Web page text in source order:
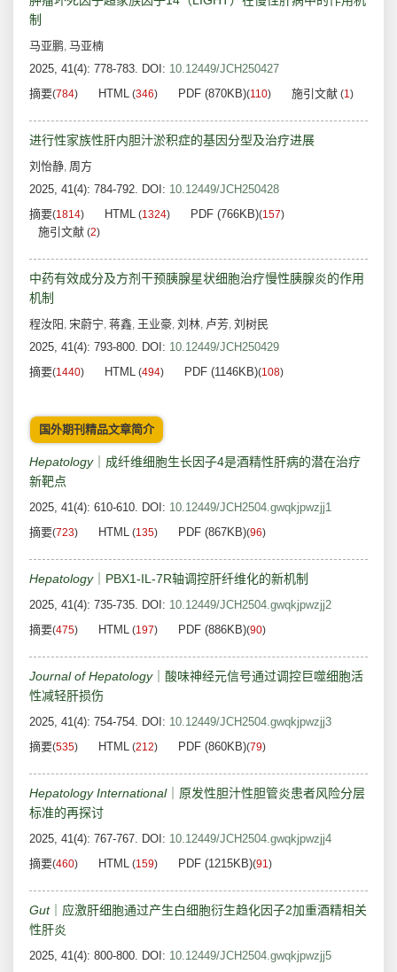
制
马亚鹏, 马亚楠
2025, 41(4): 778-783. DOI: 10.12449/JCH250427
摘要(784) HTML (346) PDF (870KB)(110) 施引文献 (1)
进行性家族性肝内胆汁淤积症的基因分型及治疗进展
刘怡静, 周方
2025, 41(4): 784-792. DOI: 10.12449/JCH250428
摘要(1814) HTML (1324) PDF (766KB)(157)
施引文献 (2)
中药有效成分及方剂干预胰腺星状细胞治疗慢性胰腺炎的作用
机制
程汝阳 , 宋蔚宁, 蒋鑫, 王业豪, 刘林, 卢芳, 刘树民
2025, 41(4): 793-800. DOI: 10.12449/JCH250429
摘要(1440) HTML (494) PDF (1146KB)(108)
国外期刊精品文章简介
Hepatology｜成纤维细胞生长因子4是酒精性肝病的潜在治疗
新靶点
2025, 41(4): 610-610. DOI: 10.12449/JCH2504.gwqkjpwzjj1
摘要(723) HTML (135) PDF (867KB)(96)
Hepatology｜PBX1-IL-7R轴调控肝纤维化的新机制
2025, 41(4): 735-735. DOI: 10.12449/JCH2504.gwqkjpwzjj2
摘要(475) HTML (197) PDF (886KB)(90)
Journal of Hepatology｜酸味神经元信号通过调控巨噬细胞活
性减轻肝损伤
2025, 41(4): 754-754. DOI: 10.12449/JCH2504.gwqkjpwzjj3
摘要(535) HTML (212) PDF (860KB)(79)
Hepatology International｜原发性胆汁性胆管炎患者风险分层
标准的再探讨
2025, 41(4): 767-767. DOI: 10.12449/JCH2504.gwqkjpwzjj4
摘要(460) HTML (159) PDF (1215KB)(91)
Gut｜应激肝细胞通过产生白细胞衍生趋化因子2加重酒精相关
性肝炎
2025, 41(4): 800-800. DOI: 10.12449/JCH2504.gwqkjpwzjj5